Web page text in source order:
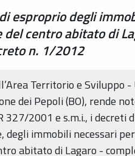
esproprio degli
centro abitato di
n. 1/2012
Territorio e Sviluppo
dei Pepoli (BO), rende
327/2001 e s.m.i., i decreti
degli immobili necessari
abitato di Lagaro -